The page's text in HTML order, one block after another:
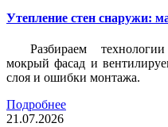
Утепление стен снаружи:
Разбираем
мокрый фасад и
слоя и ошибки монтажа.
Подробнее
21.07.2026